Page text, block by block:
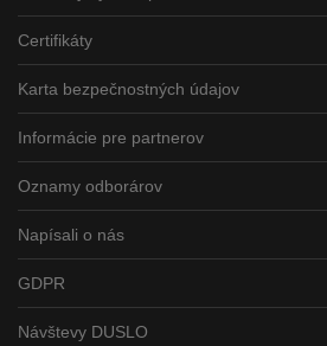
Certifikáty
Karta bezpečnostných údajov
Informácie pre partnerov
Oznamy odborárov
Napísali o nás
GDPR
Návštevy DUSLO